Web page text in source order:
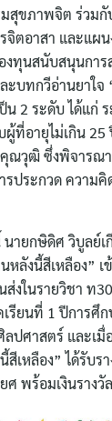
สุขภาพจิต ร่วม
จิตอาสา และแผ
งทุนสนับสนุนการ
ะบทกวีอ่านยาใ
น 2 ระดับ ได้แก่
ผู้ที่อายุไม่เกิน
ณวุฒิ ซึ่งพิจารณา
ประกวด ความ
นายกษิดิศ วิบูลย์
หลังนี้สีเหลือง”
งในรายวิชา ท
รียนที่ 1 ปีการศึ
ปศาสตร์ และเมื่
เหลือง” ได้รับร
ศ พร้อมเงินราง